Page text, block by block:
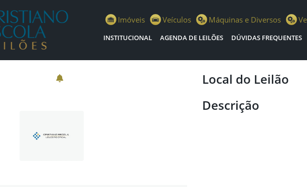
Imóveis Veículos Máquinas e Diversos
INSTITUCIONAL AGENDA DE LEILÕES DÚVIDAS FREQUENTES
Local do Leilão
Descrição